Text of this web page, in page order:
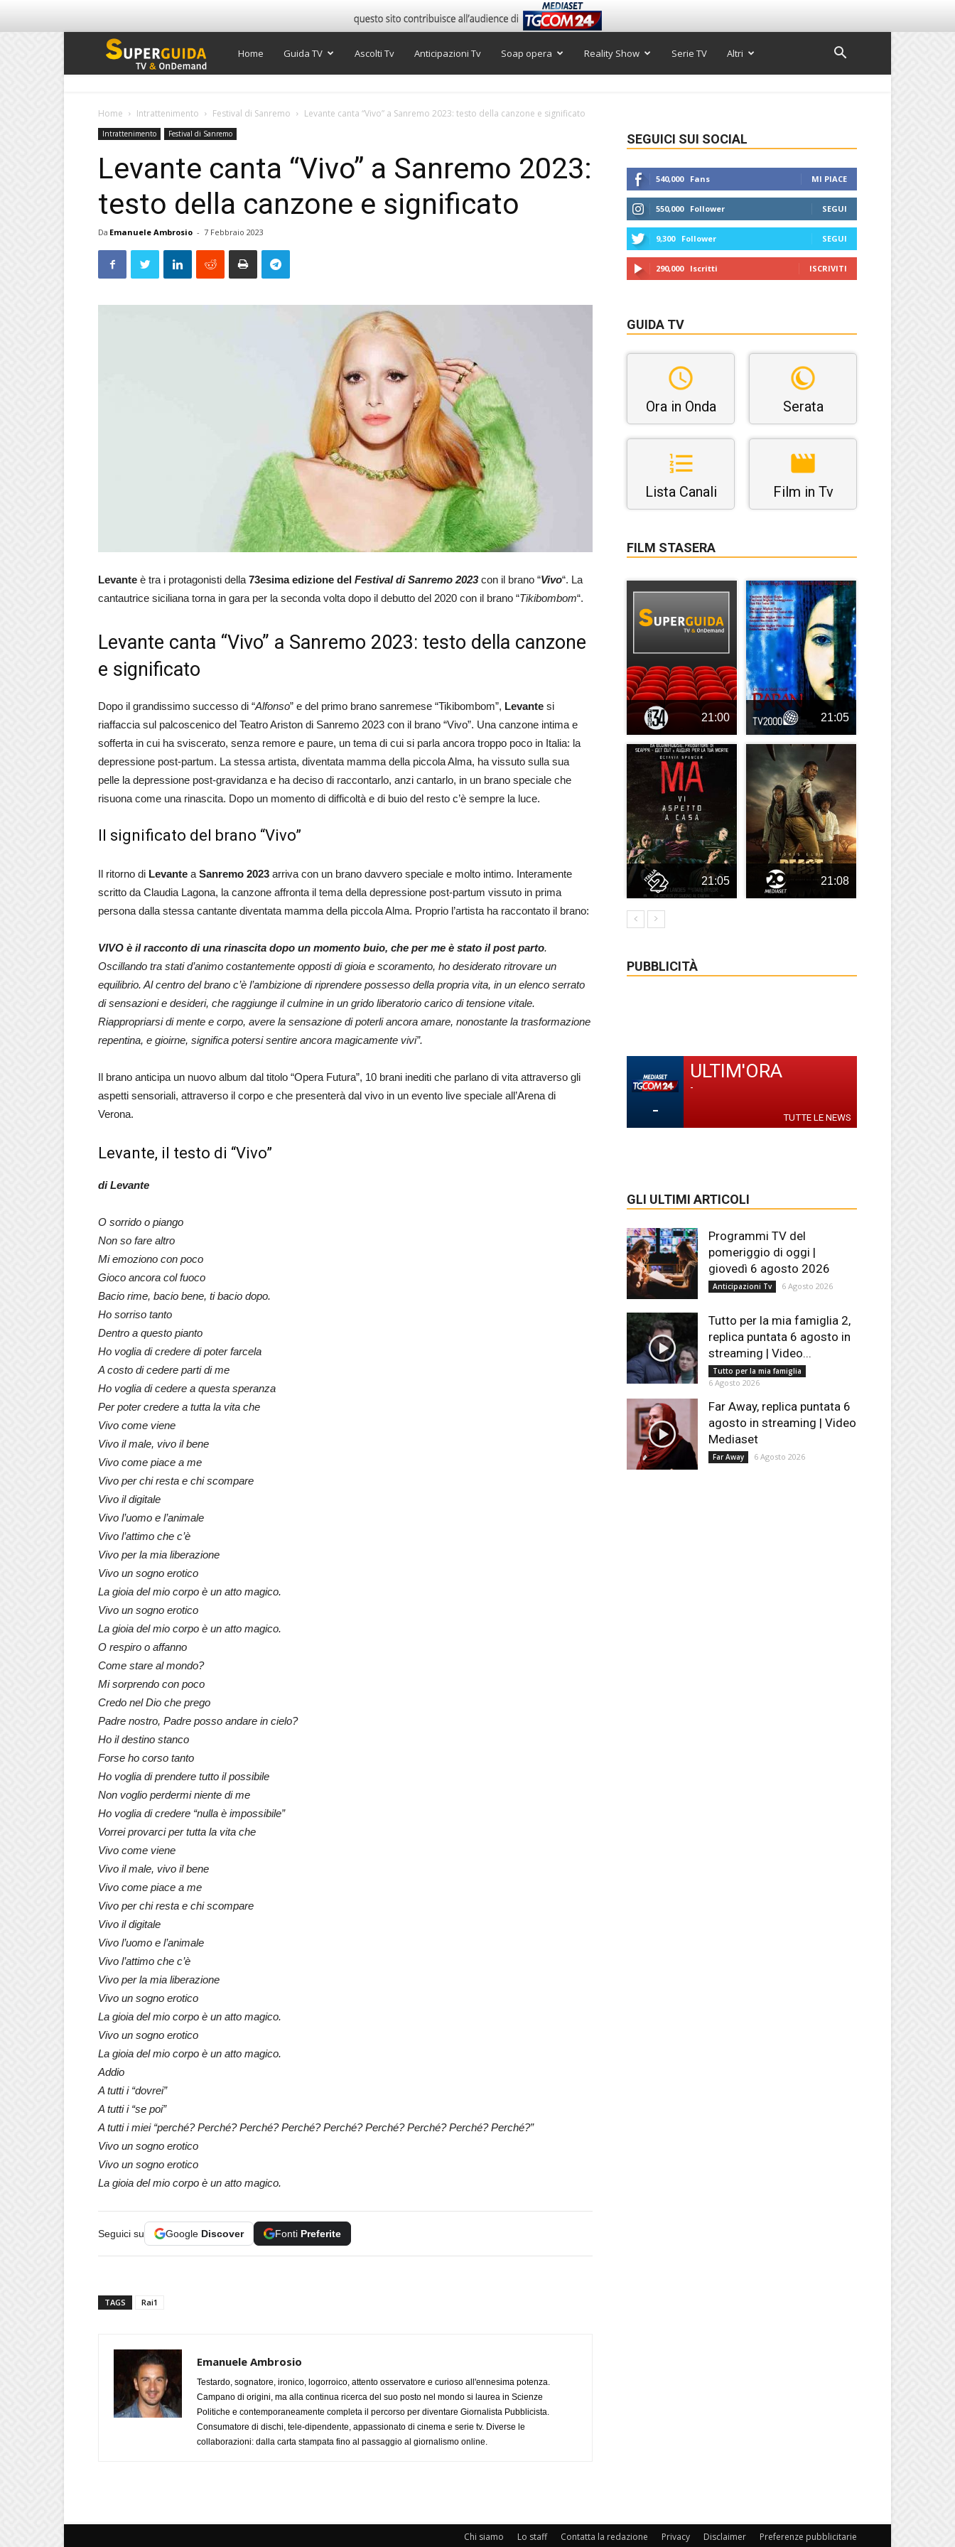
Super
TV
Home Guida TV Ascolti Tv Anticipazioni Tv Soap opera Reality Show Serie TV Altri
Home Intrattenimento Festival di Sanremo Levante canta “Vivo” a Sanremo 2023: testo della canzone e significato
Intrattenimento Festival di Sanremo
Levante canta “Vivo” a Sanremo 2023:
testo della canzone e significato
Da Emanuele Ambrosio - 7 Febbraio 2023
Levante è tra i protagonisti della 73esima edizione del Festival di Sanremo 2023con il brano “Vivo“. La
cantautrice siciliana torna in gara per la seconda volta dopo il debutto del 2020 con il brano “Tikibombom“.
Levante canta “Vivo” a Sanremo 2023: testo della canzone
e significato
Dopo il grandissimo successo di “Alfonso” e del primo brano sanremese “Tikibombom”, Levante si
riaffaccia sul palcoscenico del Teatro Ariston di Sanremo 2023 con il brano “Vivo”. Una canzone intima e
sofferta in cui ha sviscerato, senza remore e paure, un tema di cui si parla ancora troppo poco in Italia: la
depressione post-partum. La stessa artista, diventata mamma della piccola Alma, ha vissuto sulla sua
pelle la depressione post-gravidanza e ha deciso di raccontarlo, anzi cantarlo, in un brano speciale che
risuona come una rinascita. Dopo un momento di difficoltà e di buio del resto c’è sempre la luce.
Il significato del brano “Vivo”
Il ritorno di Levante a Sanremo 2023 arriva con un brano davvero speciale e molto intimo. Interamente
scritto da Claudia Lagona, la canzone affronta il tema della depressione post-partum vissuto in prima
persona dalla stessa cantante diventata mamma della piccola Alma. Proprio l’artista ha raccontato il brano:
VIVO è il racconto di una rinascita dopo un momento buio, che per me è stato il post parto.
Oscillando tra stati d’animo costantemente opposti di gioia e scoramento, ho desiderato ritrovare un
equilibrio. Al centro del brano c’è l’ambizione di riprendere possesso della propria vita, in un elenco serrato
di sensazioni e desideri, che raggiunge il culmine in un grido liberatorio carico di tensione vitale.
Riappropriarsi di mente e corpo, avere la sensazione di poterli ancora amare, nonostante la trasformazione
repentina, e gioirne, significa potersi sentire ancora magicamente vivi”.
Il brano anticipa un nuovo album dal titolo “Opera Futura”, 10 brani inediti che parlano di vita attraverso gli
aspetti sensoriali, attraverso il corpo e che presenterà dal vivo in un evento live speciale all’Arena di
Verona.
Levante, il testo di “Vivo”
di Levante
O sorrido o piango
Non so fare altro
Mi emoziono con poco
Gioco ancora col fuoco
Bacio rime, bacio bene, ti bacio dopo.
Ho sorriso tanto
Dentro a questo pianto
Ho voglia di credere di poter farcela
A costo di cedere parti di me
Ho voglia di cedere a questa speranza
Per poter credere a tutta la vita che
Vivo come viene
Vivo il male, vivo il bene
Vivo come piace a me
Vivo per chi resta e chi scompare
Vivo il digitale
Vivo l’uomo e l’animale
Vivo l’attimo che c’è
Vivo per la mia liberazione
Vivo un sogno erotico
La gioia del mio corpo è un atto magico.
Vivo un sogno erotico
La gioia del mio corpo è un atto magico.
O respiro o affanno
Come stare al mondo?
Mi sorprendo con poco
Credo nel Dio che prego
Padre nostro, Padre posso andare in cielo?
Ho il destino stanco
Forse ho corso tanto
Ho voglia di prendere tutto il possibile
Non voglio perdermi niente di me
Ho voglia di credere “nulla è impossibile”
Vorrei provarci per tutta la vita che
Vivo come viene
Vivo il male, vivo il bene
Vivo come piace a me
Vivo per chi resta e chi scompare
Vivo il digitale
Vivo l’uomo e l’animale
Vivo l’attimo che c’è
Vivo per la mia liberazione
Vivo un sogno erotico
La gioia del mio corpo è un atto magico.
Vivo un sogno erotico
La gioia del mio corpo è un atto magico.
Addio
A tutti i “dovrei”
A tutti i “se poi”
A tutti i miei “perché? Perché? Perché? Perché? Perché? Perché? Perché? Perché? Perché?”
Vivo un sogno erotico
Vivo un sogno erotico
La gioia del mio corpo è un atto magico.
Seguici su Google Discover Fonti Preferite
TAGS Rai1
Emanuele Ambrosio
Testardo, sognatore, ironico, logorroico, attento osservatore e curioso all'ennesima potenza.
Campano di origini, ma alla continua ricerca del suo posto nel mondo si laurea in Scienze
Politiche e contemporaneamente completa il percorso per diventare Giornalista Pubblicista.
Consumatore di dischi, tele-dipendente, appassionato di cinema e serie tv. Diverse le
collaborazioni: dalla carta stampata fino al passaggio al giornalismo online.
SEGUICI SUI SOCIAL
540,000 Fans MI PIACE
550,000 Follower SEGUI
9,300 Follower SEGUI
290,000 Iscritti ISCRIVITI
GUIDA TV
Ora in Onda Serata
Lista Canali Film in Tv
FILM STASERA
21:00 21:05
21:05 21:08
PUBBLICITÀ
-
ULTIM'ORA
-
TUTTE LE NEWS
GLI ULTIMI ARTICOLI
Programmi TV del
pomeriggio di oggi |
giovedì 6 agosto 2026
Anticipazioni Tv 6 Agosto 2026
Tutto per la mia famiglia 2,
replica puntata 6 agosto in
streaming | Video...
Tutto per la mia famiglia
6 Agosto 2026
Far Away, replica puntata 6
agosto in streaming | Video
Mediaset
Far Away 6 Agosto 2026
Chi siamo Lo staff Contatta la redazione Privacy Disclaimer Preferenze pubblicitarie